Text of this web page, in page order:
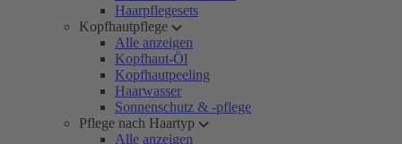
Haarpflegesets
Kopfhautpflege
Alle anzeigen
Kopfhaut-Öl
Kopfhautpeeling
Haarwasser
Sonnenschutz & -pflege
Pflege nach Haartyp
Alle anzeigen